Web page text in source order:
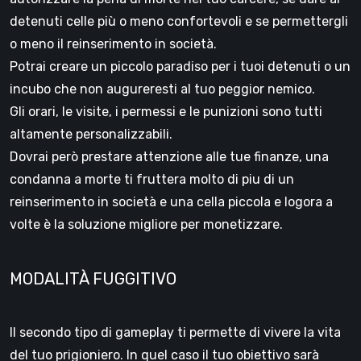
detenuti celle più o meno confortevoli e se permettergli
o meno il reinserimento in società.
Potrai creare un piccolo paradiso per i tuoi detenuti o un
incubo che non augureresti al tuo peggior nemico.
Gli orari, le visite, i permessi e le punizioni sono tutti
altamente personalizzabili.
Dovrai però prestare attenzione alle tue finanze, una
condanna a morte ti fruttera molto di piu di un
reinserimento in società e una cella piccola e logora a
volte è la soluzione migliore per monetizzare.
MODALITÀ FUGGITIVO
Il secondo tipo di gameplay ti permette di vivere la vita
del tuo prigioniero. In quel caso il tuo obiettivo sarà